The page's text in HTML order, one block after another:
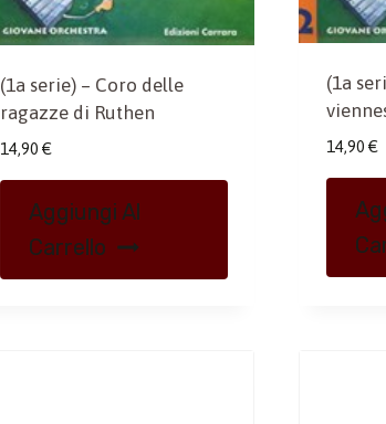
(1a serie) – Coro delle
ragazze di Ruthen
14,90 €
Aggiungi Al
Carrello
(1a
14,90 €